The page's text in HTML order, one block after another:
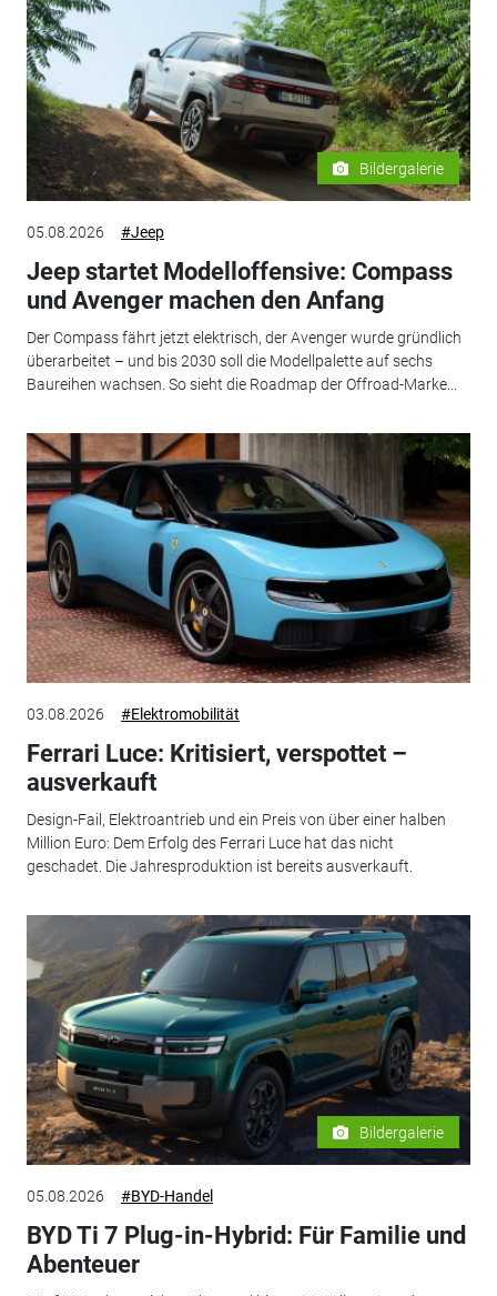
Bildergalerie
05.08.2026 #Jeep
Jeep startet Modelloffensive: Compass
und Avenger machen den Anfang
Der Compass fährt jetzt elektrisch, der Avenger wurde gründlich
überarbeitet – und bis 2030 soll die Modellpalette auf sechs
Baureihen wachsen. So sieht die Roadmap der Offroad-Marke...
03.08.2026 #Elektromobilität
Ferrari Luce: Kritisiert, verspottet –
ausverkauft
Design-Fail, Elektroantrieb und ein Preis von über einer halben
Million Euro: Dem Erfolg des Ferrari Luce hat das nicht
geschadet. Die Jahresproduktion ist bereits ausverkauft.
Bildergalerie
05.08.2026 #BYD-Handel
BYD Ti 7 Plug-in-Hybrid: Für Familie und
Abenteuer